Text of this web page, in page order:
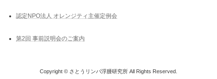
認定NPO法人 オレンジティ主催定例会
第2回 事前説明会のご案内
Copyright © さとうリンパ浮腫研究所 All Rights Reserved.